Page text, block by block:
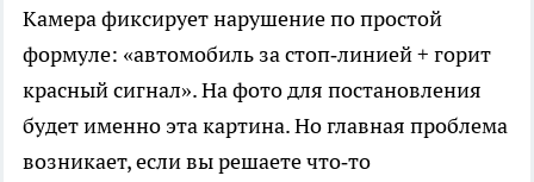
Камера фиксирует нарушение по простой
формуле: «автомобиль за стоп‑линией + горит
красный сигнал». На фото для постановления
будет именно эта картина. Но главная проблема
возникает, если вы решаете что‑то